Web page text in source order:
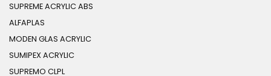
SUPREME ACRYLIC ABS
ALFAPLAS
MODEN GLAS ACRYLIC
SUMIPEX ACRYLIC
SUPREMO CLPL